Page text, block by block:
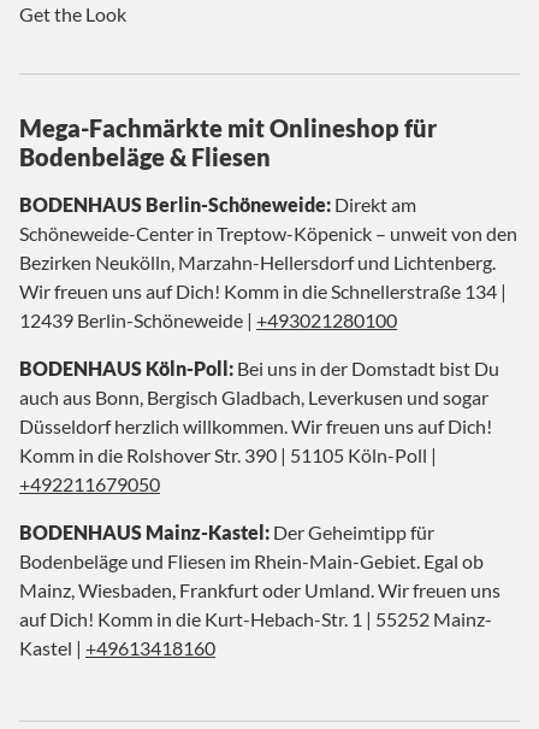
Get the Look
Mega-Fachmärkte mit Onlineshop für
Bodenbeläge & Fliesen
BODENHAUS Berlin-Schöneweide: Direkt am
Schöneweide-Center in Treptow-Köpenick – unweit von den
Bezirken Neukölln, Marzahn-Hellersdorf und Lichtenberg.
Wir freuen uns auf Dich! Komm in die Schnellerstraße 134 |
12439 Berlin-Schöneweide | +493021280100
BODENHAUS Köln-Poll: Bei uns in der Domstadt bist Du
auch aus Bonn, Bergisch Gladbach, Leverkusen und sogar
Düsseldorf herzlich willkommen. Wir freuen uns auf Dich!
Komm in die Rolshover Str. 390 | 51105 Köln-Poll |
+492211679050
BODENHAUS Mainz-Kastel: Der Geheimtipp für
Bodenbeläge und Fliesen im Rhein-Main-Gebiet. Egal ob
Mainz, Wiesbaden, Frankfurt oder Umland. Wir freuen uns
auf Dich! Komm in die Kurt-Hebach-Str. 1 | 55252 Mainz-
Kastel | +49613418160